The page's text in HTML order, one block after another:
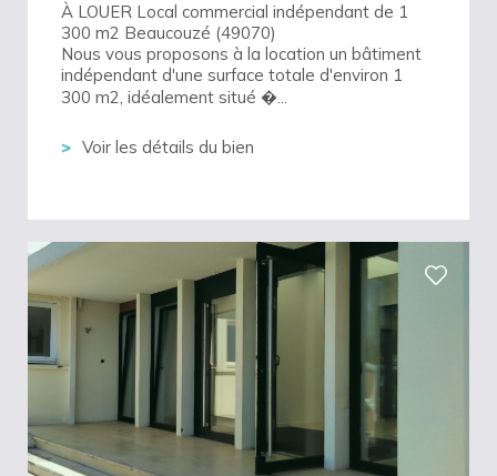
À LOUER Local commercial indépendant de 1
300 m2 Beaucouzé (49070)
Nous vous proposons à la location un bâtiment
indépendant d'une surface totale d'environ 1
300 m2, idéalement situé �...
Voir les détails du bien